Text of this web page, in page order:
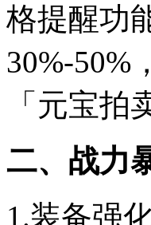
格提醒功
30%-50%
「元宝
二、战力
1.装备强